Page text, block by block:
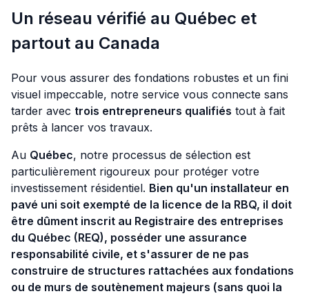
Un réseau vérifié au Québec et
partout au Canada
Pour vous assurer des fondations robustes et un fini
visuel impeccable, notre service vous connecte sans
tarder avec trois entrepreneurs qualifiés tout à fait
prêts à lancer vos travaux.
Au Québec, notre processus de sélection est
particulièrement rigoureux pour protéger votre
investissement résidentiel. Bien qu'un installateur en
pavé uni soit exempté de la licence de la RBQ, il doit
être dûment inscrit au Registraire des entreprises
du Québec (REQ), posséder une assurance
responsabilité civile, et s'assurer de ne pas
construire de structures rattachées aux fondations
ou de murs de soutènement majeurs (sans quoi la